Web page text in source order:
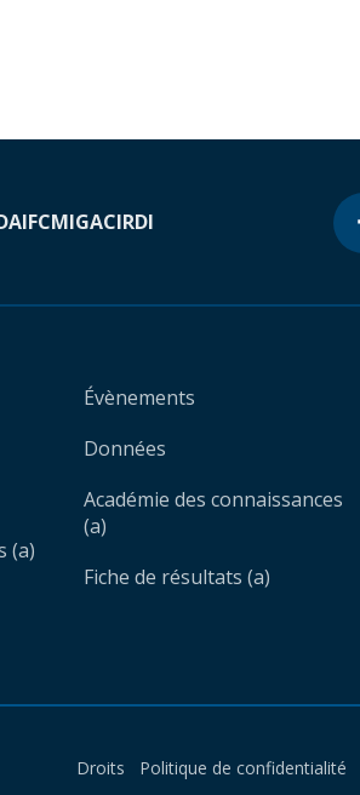
IFCMIGACIRDI
(a)
Évènements
Données
Académie des connaissances
(a)
Fiche de résultats (a)
Droits Politique de confidentialité